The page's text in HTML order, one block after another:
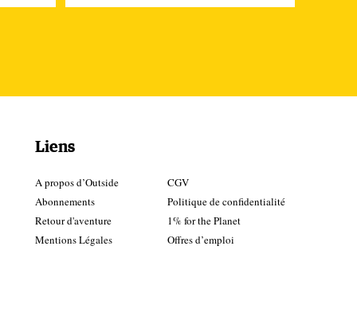
Liens
A propos d’Outside
Abonnements
Retour d'aventure
Mentions Légales
CGV
Politique de confidentialité
1% for the Planet
Offres d’emploi